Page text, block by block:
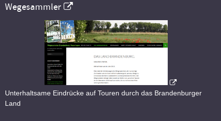
Wegesammler
Unterhaltsame Eindrücke auf Touren durch das Brandenburger
Land